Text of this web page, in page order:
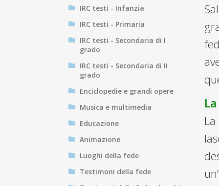
IRC testi - Infanzia
IRC testi - Primaria
IRC testi - Secondaria di I
grado
IRC testi - Secondaria di II
grado
Enciclopedie e grandi opere
Musica e multimedia
Educazione
Animazione
Luoghi della fede
Testimoni della fede